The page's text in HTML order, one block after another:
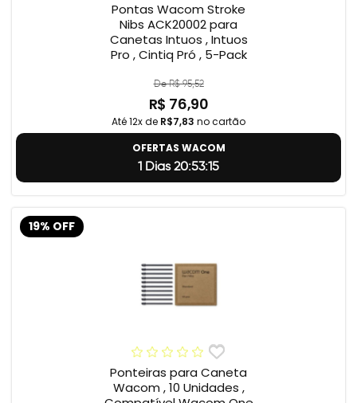
Pontas Wacom Stroke
Nibs ACK20002 para
Canetas Intuos , Intuos
Pro , Cintiq Pró , 5-Pack
De R$ 95,52
R$ 76,90
Até 12x de R$7,83 no cartão
OFERTAS WACOM
1 Dias 20:53:14
19% OFF
Ponteiras para Caneta
Wacom , 10 Unidades ,